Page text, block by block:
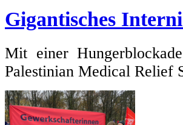
Gigantisches
Mit einer
Palestinian Medical Relief